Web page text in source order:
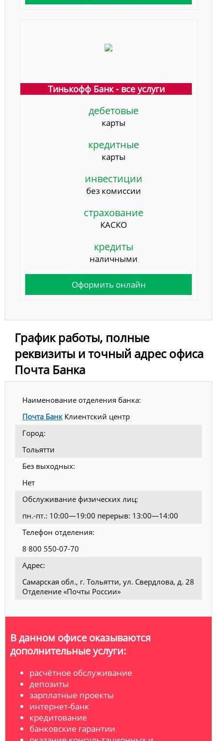
Тинькофф Банк - все услуги
дебетовые
карты
кредитные
карты
инвестиции
без комиссии
страхование
КАСКО
кредиты
наличными
Оформить онлайн
График работы, полные
реквизиты и точный адрес офиса
Почта Банка
Наименование отделения банка:
Почта БанкКлиентский центр
Город:
Тольятти
Без выходных:
Нет
Обслуживание физических лиц:
пн.-пт.: 10:00—19:00 перерыв: 13:00—14:00
Телефон отделения:
8 800 550-07-70
Адрес:
Самарская обл., г. Тольятти, ул. Свердлова, д. 28
Отделение «Почты России»
В данном офисе оказываются
дополнительные услуги:
расчётное обслуживание
депозиты
зарплатные проекты
интернет-банк
кредитование
банковские гарантии